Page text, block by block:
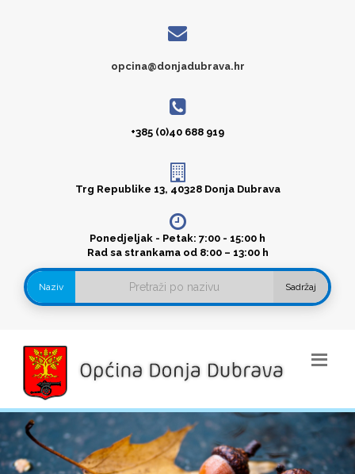
opcina@donjadubrava.hr
+385 (0)40 688 919
Trg Republike 13, 40328 Donja Dubrava
Ponedjeljak - Petak: 7:00 - 15:00 h
Rad sa strankama od 8:00 – 13:00 h
Naziv Sadržaj